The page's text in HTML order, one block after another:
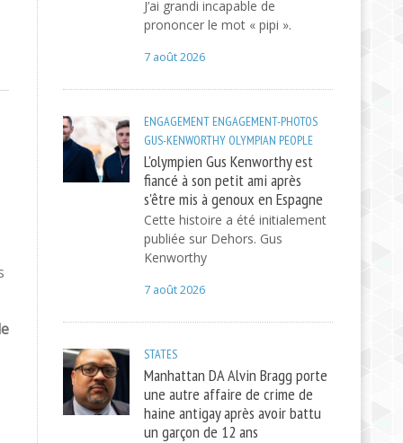
J’ai grandi incapable de
prononcer le mot « pipi ».
7 août 2026
ENGAGEMENT ENGAGEMENT-PHOTOS
GUS-KENWORTHY OLYMPIAN PEOPLE
L'olympien Gus Kenworthy est
fiancé à son petit ami après
s'être mis à genoux en Espagne
Cette histoire a été initialement
publiée sur Dehors. Gus
Kenworthy
7 août 2026
STATES
Manhattan DA Alvin Bragg porte
une autre affaire de crime de
haine antigay après avoir battu
un garçon de 12 ans